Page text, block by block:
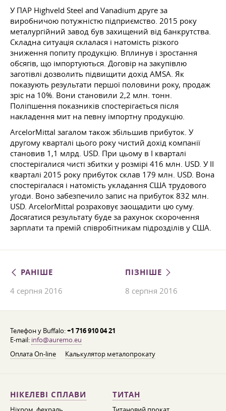
У ПАР Highveld Steel and Vanadium друге за
виробничою потужністю підприємство. 2015 року
металургійний завод був захищений від банкрутства.
Складна ситуація склалася і натомість різкого
зниження попиту продукцію. Вплинув і зростання
обсягів, що імпортуються. Договір на закупівлю
заготівлі дозволить підвищити дохід AMSA. Як
показують результати першої половини року, продаж
зріс на 10%. Вони становили 2,2 млн. тонн.
Поліпшення показників спостерігається після
накладення мит на певну імпортну продукцію.
ArcelorMittal загалом також збільшив прибуток. У
другому кварталі цього року чистий дохід компанії
становив 1,1 млрд. USD. При цьому в I кварталі
спостерігалися чисті збитки у розмірі 416 млн. USD. У II
кварталі 2015 року прибуток склав 179 млн. USD. Вона
спостерігалася і натомість укладання США трудового
угоди. Воно забезпечило запис на прибуток 832 млн.
USD. ArcelorMittal розраховує заощадити цю суму.
Досягатися результату буде за рахунок скорочення
зарплати та премій співробітникам підрозділів у США.
РАНІШЕ
4 серпня 2016
ПІЗНІШЕ
8 серпня 2016
Телефон у Buffalo:+1 716 910 04 21
E-mail: info@auremo.eu
Оплата On-line
Калькулятор металопрокату
НІКЕЛЕВІ СПЛАВИ ТИТАН